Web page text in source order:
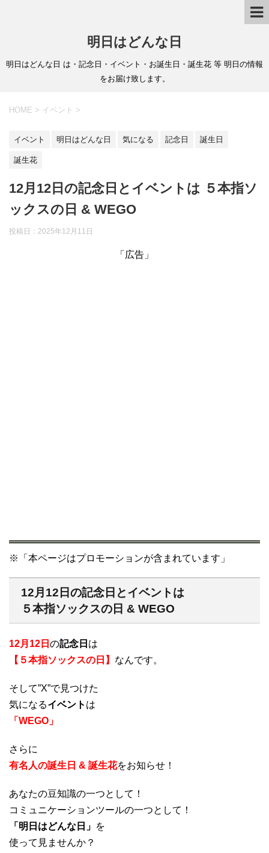
明日はどんな日
明日はどんな日 は・記念日・イベント・お誕生日・誕生花 等 明日の情報
をお届け致します。
HOME > イベント >
イベント 明日はどんな日 気になる 記念日 誕生日
誕生花
12月12日の記念日とイベントは ５本指ソ
ックスの日 & WEGO
投稿日： 2025年12月11日
「広告」
※「本ページはプロモーションが含まれています」
12月12日の記念日とイベントは
５本指ソックスの日 & WEGO
12月12日 の記念日 は
【５本指ソックスの日】 なんです。
そして”X”で見つけた
気になるイベント は
「WEGO」
さらに
有名人の誕生日 & 誕生花をお知らせ！
あなたの豆知識の一つとして！
コミュニケーションツールの一つとして！
「明日はどんな日」 を
使って見ませんか？